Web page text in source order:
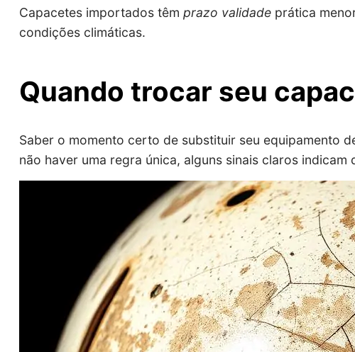
Capacetes importados têm prazo validadeprática
condições climáticas.
Quando trocar seu
Saber o momento certo de substituir seu equipamento
não haver uma regra única, alguns sinais claros indicam